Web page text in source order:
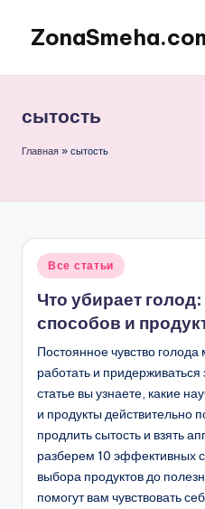
Перейти
содержимому
питание
сытость
Главная » сытость
Опубликовано
Все статьи
Что убирает
способов и
Постоянное чувство
работать и
статье вы узнаете, какие
и продукты действительно
продлить сытость и взять
разберем 10 эффективных
выбора продуктов до
помогут вам чувствовать